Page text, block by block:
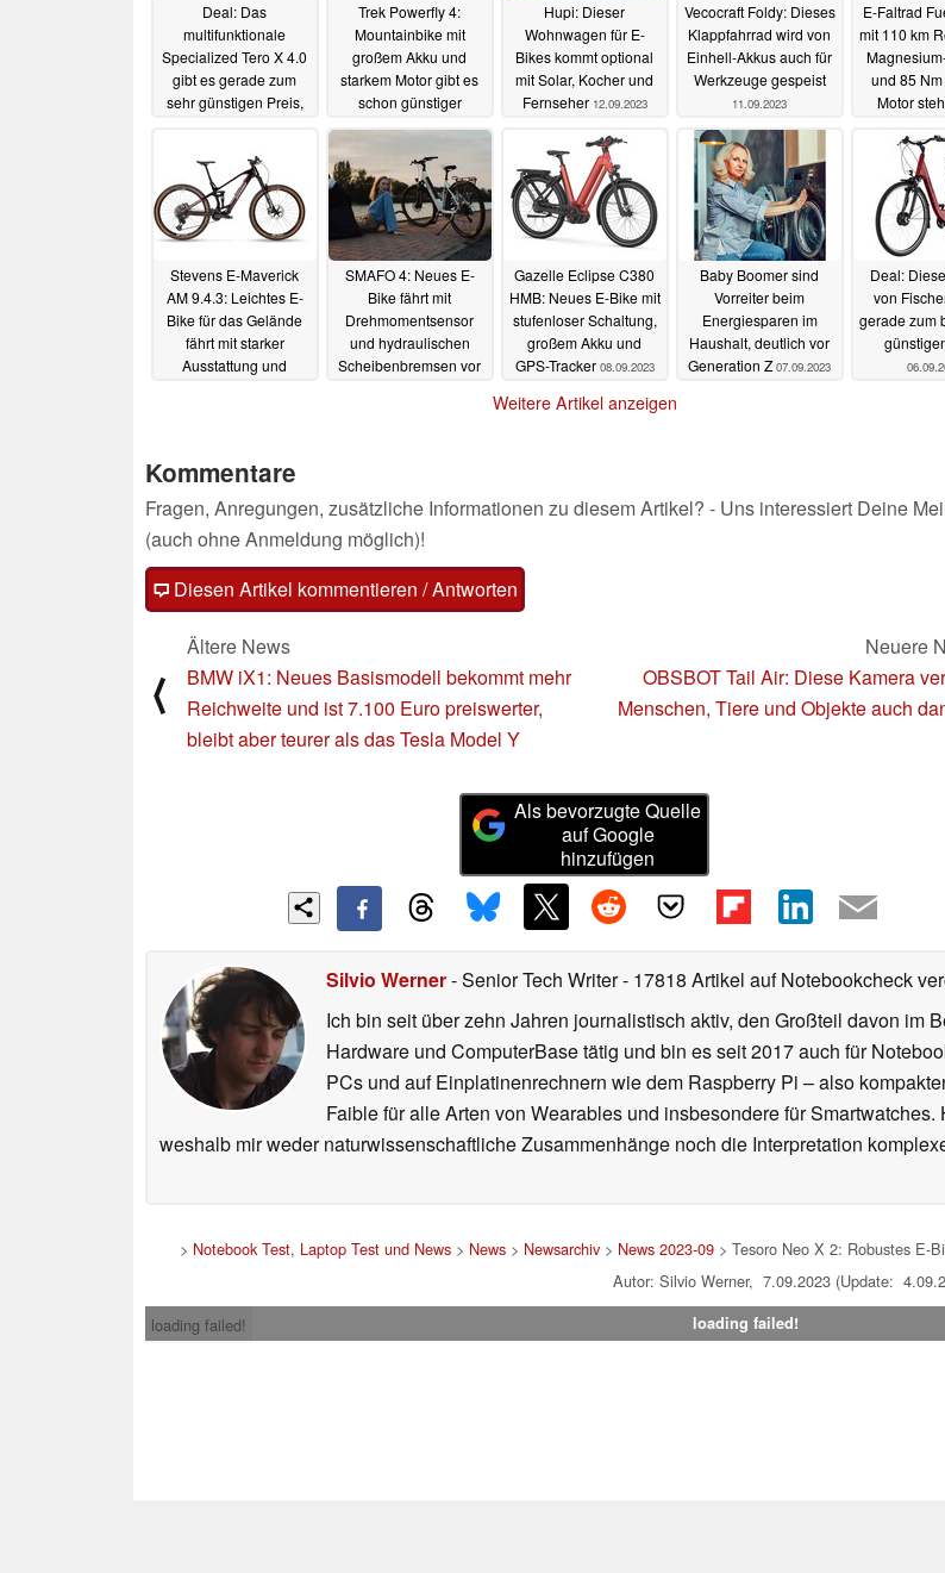
Deal: Das
multifunktionale
Specialized Tero X 4.0
gibt es gerade zum
sehr günstigen Preis,
10.10.2023
Trek Powerfly 4:
Mountainbike mit
großem Akku und
starkem Motor gibt es
schon günstiger
14.09.2023
Hupi: Dieser
Wohnwagen für E-
Bikes kommt optional
mit Solar, Kocher und
Fernseher 12.09.2023
Vecocraft Foldy: Dieses
Klappfahrrad wird von
Einhell-Akkus auch für
Werkzeuge gespeist
11.09.2023
E-Faltrad
mit 110 km
und 85
Motor
Stevens E-Maverick
AM 9.4.3: Leichtes E-
Bike für das Gelände
fährt mit starker
Ausstattung und
SMAFO 4: Neues E-
Bike fährt mit
Drehmomentsensor
und hydraulischen
Scheibenbremsen vor
Gazelle Eclipse C380
HMB: Neues E-Bike mit
stufenloser Schaltung,
großem Akku und
GPS-Tracker 08.09.2023
Baby Boomer sind
Vorreiter beim
Energiesparen im
Haushalt, deutlich vor
Generation Z 07.09.2023
Deal:
von
gerade zum
Weitere Artikel anzeigen
Kommentare
Fragen, Anregungen, zusätzliche Informationen zu diesem Artikel? - Uns interessiert Deine
(auch ohne Anmeldung möglich)!
Diesen Artikel kommentieren / Antworten
⟨
Ältere News
BMW iX1: Neues Basismodell bekommt mehr
Reichweite und ist 7.100 Euro preiswerter,
bleibt aber teurer als das Tesla Model Y
Neuere
OBSBOT Tail Air: Diese Kamera
Menschen, Tiere und Objekte auch
Als bevorzugte Quelle
auf Google
hinzufügen
Silvio Werner- Senior Tech Writer- 17818 Artikel auf Notebookcheck
Ich bin seit über zehn Jahren journalistisch aktiv, den Großteil davon im
Hardware und ComputerBase tätig und bin es seit 2017 auch für
PCs und auf Einplatinenrechnern wie dem Raspberry Pi – also
Faible für alle Arten von Wearables und insbesondere für
weshalb mir weder naturwissenschaftliche Zusammenhänge noch die Interpretation
> Notebook Test, Laptop Test und News > News > Newsarchiv > News 2023-09 > Tesoro Neo X 2: Robustes E-
Autor: Silvio Werner, 7.09.2023 (Update:
loading failed!
loading failed!